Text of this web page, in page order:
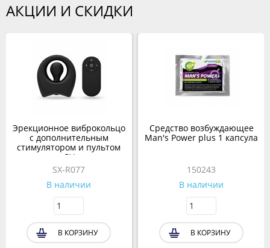
АКЦИИ И СКИДКИ
Эрекционное виброкольцо
с дополнительным
стимулятором и пультом
ДУ
SX-R077
В наличии
В КОРЗИНУ
Средство возбуждающее
Man's Power plus 1 капсула
150243
В наличии
В КОРЗИНУ